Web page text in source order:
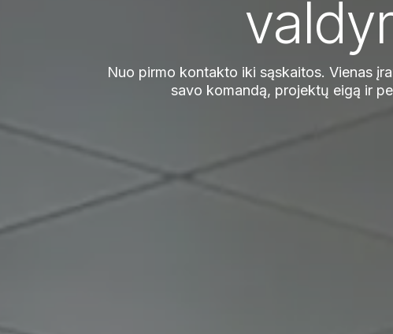
Nuo pirmo kontakto iki sąskaitos. Vienas
savo komandą, projektų eigą ir